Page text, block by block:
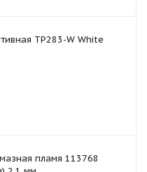
TP283-W White
пламя 113768